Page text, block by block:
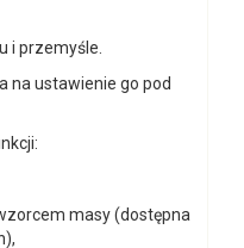
i przemyśle.
na ustawienie go pod
masy (dostępna